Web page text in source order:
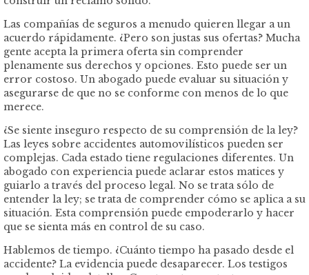
Las compañías de seguros a menudo quieren llegar a un
acuerdo rápidamente. ¿Pero son justas sus ofertas? Mucha
gente acepta la primera oferta sin comprender
plenamente sus derechos y opciones. Esto puede ser un
error costoso. Un abogado puede evaluar su situación y
asegurarse de que no se conforme con menos de lo que
merece.
¿Se siente inseguro respecto de su comprensión de la ley?
Las leyes sobre accidentes automovilísticos pueden ser
complejas. Cada estado tiene regulaciones diferentes. Un
abogado con experiencia puede aclarar estos matices y
guiarlo a través del proceso legal. No se trata sólo de
entender la ley; se trata de comprender cómo se aplica a su
situación. Esta comprensión puede empoderarlo y hacer
que se sienta más en control de su caso.
Hablemos de tiempo. ¿Cuánto tiempo ha pasado desde el
accidente? La evidencia puede desaparecer. Los testigos